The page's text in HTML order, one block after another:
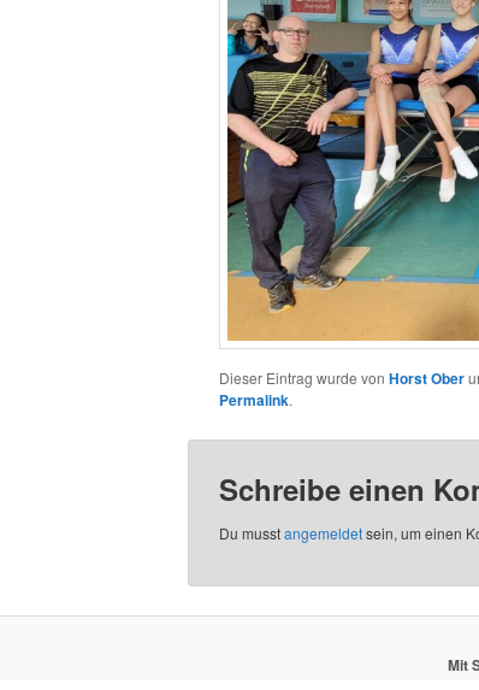
Dieser Eintrag wurde von Horst Ober
Permalink.
Schreibe einen
Du musstangemeldetsein, um einen
Mit